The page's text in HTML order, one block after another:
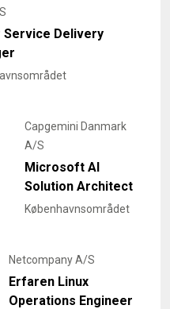
Service Delivery
Capgemini Danmark
A/S
Microsoft AI
Solution Architect
Københavnsområdet
Netcompany A/S
Erfaren Linux
Operations Engineer